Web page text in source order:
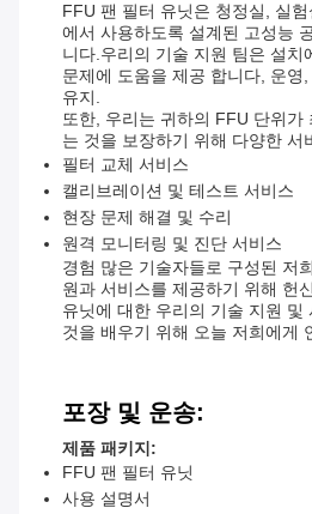
FFU 팬 필터 유닛은 청정실, 실
에서 사용하도록 설계된 고성능
니다.우리의 기술 지원 팀은 설치
문제에 도움을 제공 합니다, 운영
유지.
또한, 우리는 귀하의 FFU 단위가
는 것을 보장하기 위해 다양한 서
필터 교체 서비스
캘리브레이션 및 테스트 서비스
현장 문제 해결 및 수리
원격 모니터링 및 진단 서비스
경험 많은 기술자들로 구성된 저
원과 서비스를 제공하기 위해 헌
유닛에 대한 우리의 기술 지원 및
것을 배우기 위해 오늘 저희에게
포장 및 운송:
제품 패키지:
FFU 팬 필터 유닛
사용 설명서